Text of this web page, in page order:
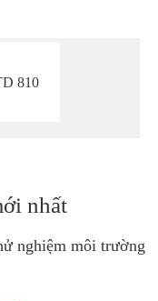
810
nhất
nghiệm môi trường